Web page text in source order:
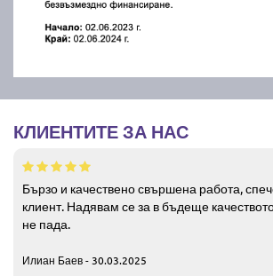
КЛИЕНТИТЕ ЗА НАС
Бързо и качествено свършена работа,
клиент. Надявам се за в бъдеще
не пада.
Илиан Баев - 30.03.2025